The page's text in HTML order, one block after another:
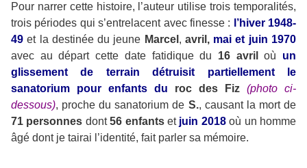
Pour narrer cette histoire, l’auteur utilise trois temporalités,
trois périodes qui s’entrelacent avec finesse :
l’hiver 1948-
49 et la destinée du jeune Marcel , avril, mai et juin 1970
avec au départ cette date fatidique du 16 avril où un
glissement de terrain détruisit partiellement le
sanatorium pour enfants du
roc des Fiz (photo ci-
dessous), proche du sanatorium de S., causant la mort de
71 personnes dont56 enfantset juin 2018où un homme
âgé dont je tairai l’identité, fait parler sa mémoire.